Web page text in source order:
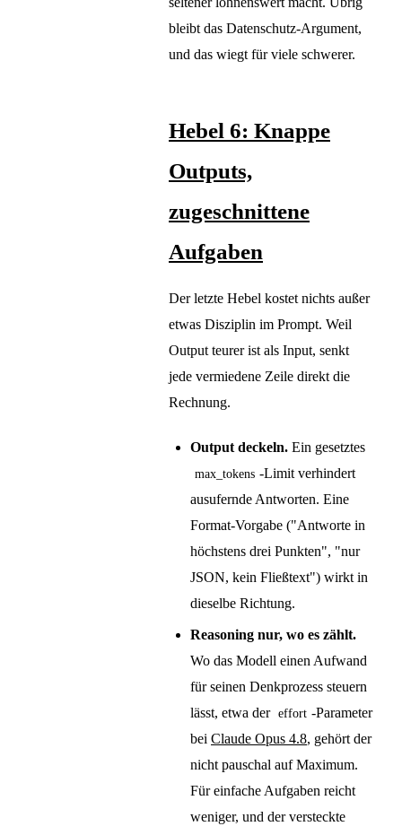
bleibt das Datenschutz-Argument,
und das wiegt für viele schwerer.
Hebel 6: Knappe
Outputs,
zugeschnittene
Aufgaben
Der letzte Hebel kostet nichts außer
etwas Disziplin im Prompt. Weil
Output teurer ist als Input, senkt
jede vermiedene Zeile direkt die
Rechnung.
Output deckeln. Ein gesetztes
max_tokens -Limit verhindert
ausufernde Antworten. Eine
Format-Vorgabe ("Antworte in
höchstens drei Punkten", "nur
JSON, kein Fließtext") wirkt in
dieselbe Richtung.
Reasoning nur, wo es zählt.
Wo das Modell einen Aufwand
für seinen Denkprozess steuern
lässt, etwa der effort -Parameter
bei Claude Opus 4.8, gehört der
nicht pauschal auf Maximum.
Für einfache Aufgaben reicht
weniger, und der versteckte